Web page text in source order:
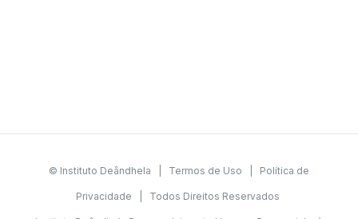
© Instituto Deândhela | Termos de Uso Política de
Privacidade | Todos Direitos Reservados